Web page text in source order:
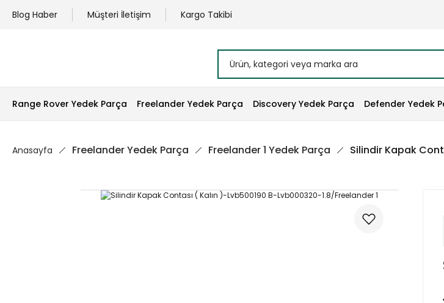
Blog Haber Müşteri İletişim Kargo Takibi
Range Rover Yedek Parça Freelander Yedek Parça Discovery Yedek Parça Defender Yedek
Anasayfa Freelander Yedek Parça Freelander 1 Yedek Parça Silindir Kapak